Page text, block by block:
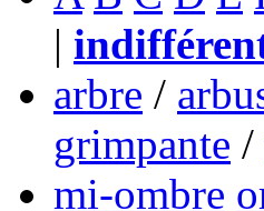
|
arbre /
grimpante /
mi-ombre